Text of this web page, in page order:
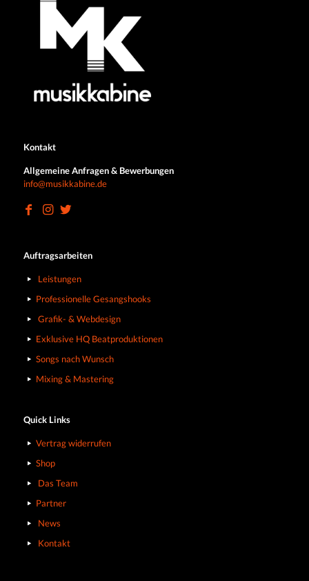
Kontakt
Allgemeine Anfragen & Bewerbungen
info@musikkabine.de
Auftragsarbeiten
Leistungen
Professionelle Gesangshooks
Grafik- & Webdesign
Exklusive HQ Beatproduktionen
Songs nach Wunsch
Mixing & Mastering
Quick Links
Vertrag widerrufen
Shop
Das Team
Partner
News
Kontakt